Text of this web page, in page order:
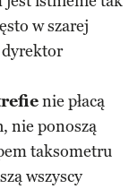
w szarej
nie płacą
nie ponoszą
taksometru
wszyscy